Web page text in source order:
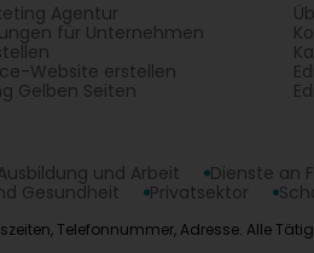
Agentur
für Unternehmen
Website erstellen
Gelben Seiten
und Arbeit Dienste an
Gesundheit Privatsektor
Telefonnummer, Adresse. Alle